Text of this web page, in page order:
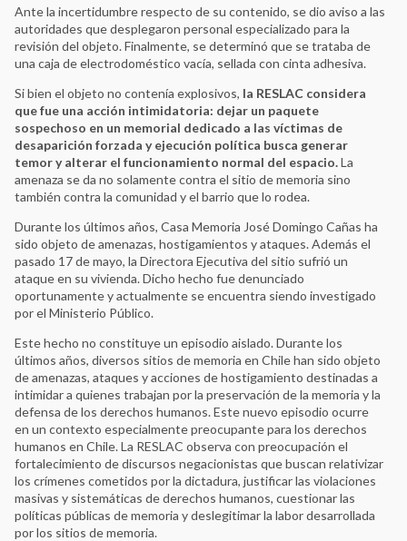
Ante la incertidumbre respecto de su contenido, se dio aviso a las
autoridades que desplegaron personal especializado para la
revisión del objeto. Finalmente, se determinó que se trataba de
una caja de electrodoméstico vacía, sellada con cinta adhesiva.
Si bien el objeto no contenía explosivos, la RESLAC considera
que fue una acción intimidatoria: dejar un paquete
sospechoso en un memorial dedicado a las víctimas de
desaparición forzada y ejecución política busca generar
temor y alterar el funcionamiento normal del espacio.La
amenaza se da no solamente contra el sitio de memoria sino
también contra la comunidad y el barrio que lo rodea.
Durante los últimos años, Casa Memoria José Domingo Cañas ha
sido objeto de amenazas, hostigamientos y ataques. Además el
pasado 17 de mayo, la Directora Ejecutiva del sitio sufrió un
ataque en su vivienda. Dicho hecho fue denunciado
oportunamente y actualmente se encuentra siendo investigado
por el Ministerio Público.
Este hecho no constituye un episodio aislado. Durante los
últimos años, diversos sitios de memoria en Chile han sido objeto
de amenazas, ataques y acciones de hostigamiento destinadas a
intimidar a quienes trabajan por la preservación de la memoria y la
defensa de los derechos humanos. Este nuevo episodio ocurre
en un contexto especialmente preocupante para los derechos
humanos en Chile. La RESLAC observa con preocupación el
fortalecimiento de discursos negacionistas que buscan relativizar
los crímenes cometidos por la dictadura, justificar las violaciones
masivas y sistemáticas de derechos humanos, cuestionar las
políticas públicas de memoria y deslegitimar la labor desarrollada
por los sitios de memoria.